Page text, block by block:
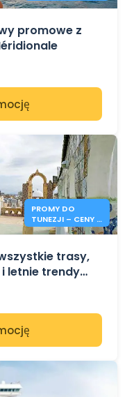
NA LOTY DO
promowe z
PROMY DO
TUNEZJI – CENY I
INFORMACJE NA
trasy,
letnie trendy